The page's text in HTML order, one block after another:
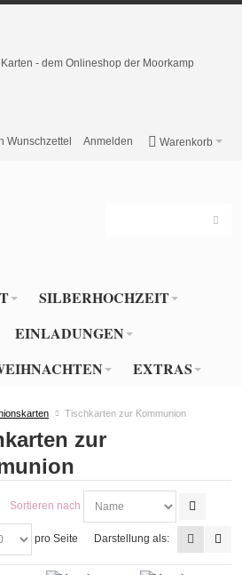
- dem Onlineshop der Moorkamp
Warenkorb
Wunschzettel Anmelden
SILBERHOCHZEIT
EINLADUNGEN
EXTRAS
Tischkarten zur Kommunion
zur
Sortieren nach
pro Seite Darstellung als: